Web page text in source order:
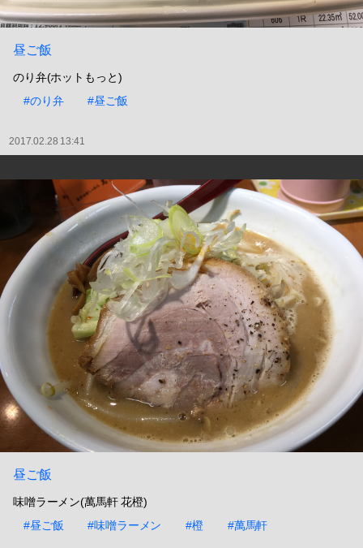
昼ご飯
のり弁(ホットもっと)
#のり弁
#昼ご飯
2017.02.28 13:41
昼ご飯
味噌ラーメン(萬馬軒 花橙)
#昼ご飯
#味噌ラーメン #橙 #萬馬軒